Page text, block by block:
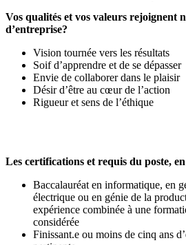
Vos qualités et vos valeurs rejoignent
d’entreprise?
Vision tournée vers les résultats
Soif d’apprendre et de se dépasser
Envie de collaborer dans le plaisir
Désir d’être au cœur de l’action
Rigueur et sens de l’éthique
Les certifications et requis du poste,
Baccalauréat en informatique, en
électrique ou en génie de la
expérience combinée à une
considérée
Finissant.e ou moins de cinq ans